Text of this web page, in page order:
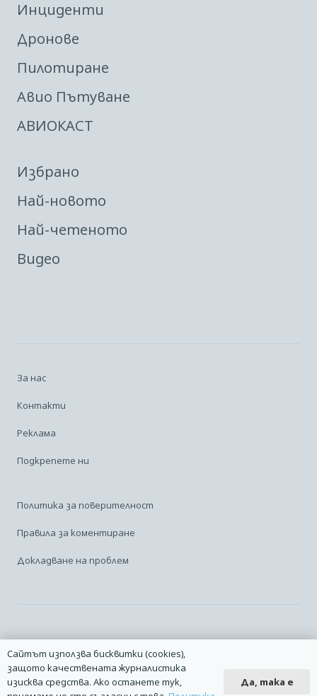
Инциденти
Дронове
Пилотиране
Авио Пътуване
АВИОКАСТ
Избрано
Най-новото
Най-четеното
Видео
За нас
Контакти
Реклама
Подкрепете ни
Политика за поверителност
Правила за коментиране
Докладване на проблем
Linkedin
2014 – 2026 © Всички права запазени. | Издател: Авио Форум |
Дизайн manolov.net | Разработване Pixelliant
Сайтът използва бисквитки (cookies),
защото качествената журналистика
изисква средства. Ако останете тук,
Да, така е